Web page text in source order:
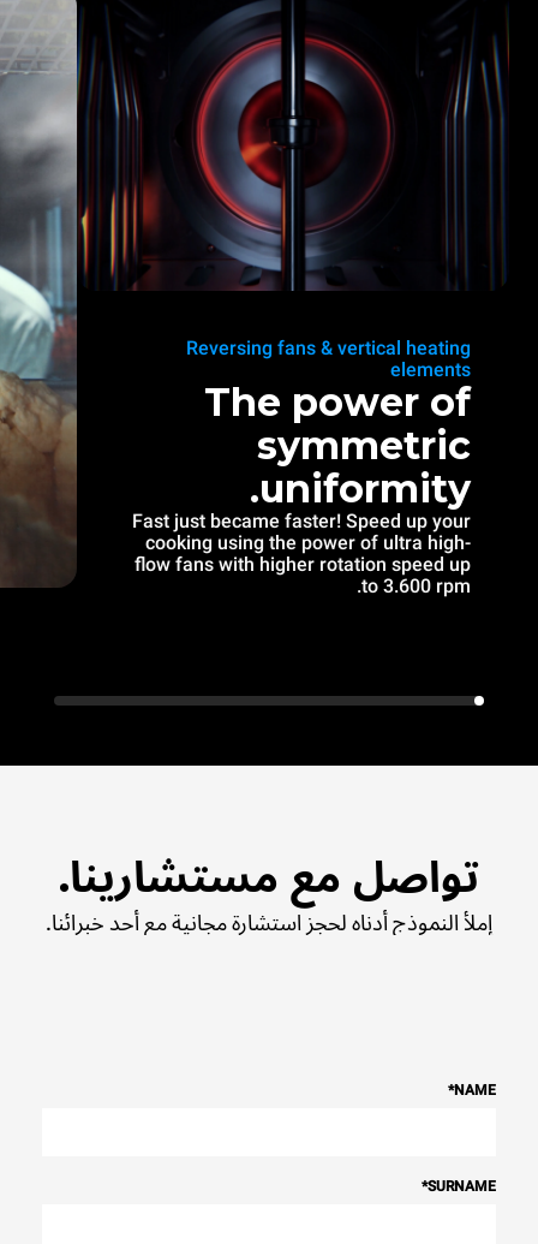
Reversing fans & vertical heating
elements
The power of
symmetric
uniformity.
Fast just became faster! Speed up your
cooking using the power of ultra high-
flow fans with higher rotation speed up
to 3.600 rpm.
تواصل مع مستشارينا.
إملأ النموذج أدناه لحجز استشارة مجانية مع أحد خبرائنا.
NAME
*
SURNAME
*